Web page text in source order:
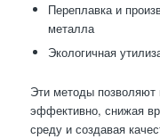
Переплавка и
металла
Экологичная
Эти методы позволяют
эффективно, снижая
среду и создавая